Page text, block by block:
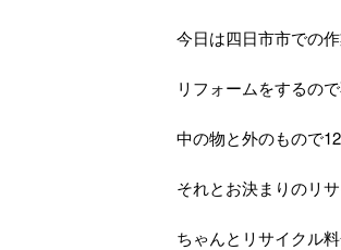
今日は四日市市での
リフォームをするの
中の物と外のもので
それとお決まりのリ
ちゃんとリサイクル